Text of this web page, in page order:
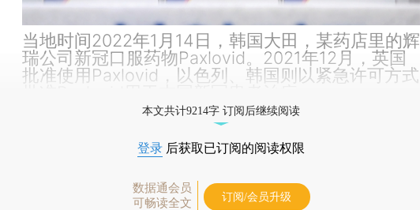
当地时间2022年1月14日，韩国大田，某药店里的辉
瑞公司新冠口服药物Paxlovid。2021年12月，英国
批准使用Paxlovid，以色列、韩国则以紧急许可方式
本文共计9214字 订阅后继续阅读
登录 后获取已订阅的阅读权限
数据通会员
可畅读全文
订阅/会员升级